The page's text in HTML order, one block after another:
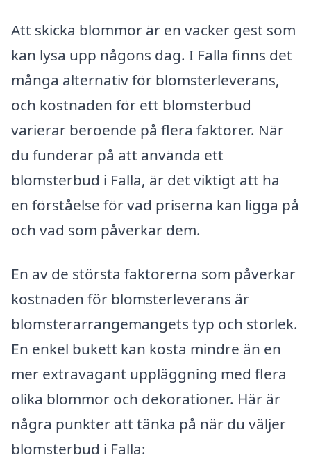
Att skicka blommor är en vacker gest som
kan lysa upp någons dag. I Falla finns det
många alternativ för blomsterleverans,
och kostnaden för ett blomsterbud
varierar beroende på flera faktorer. När
du funderar på att använda ett
blomsterbud i Falla, är det viktigt att ha
en förståelse för vad priserna kan ligga på
och vad som påverkar dem.
En av de största faktorerna som påverkar
kostnaden för blomsterleverans är
blomsterarrangemangets typ och storlek.
En enkel bukett kan kosta mindre än en
mer extravagant uppläggning med flera
olika blommor och dekorationer. Här är
några punkter att tänka på när du väljer
blomsterbud i Falla: